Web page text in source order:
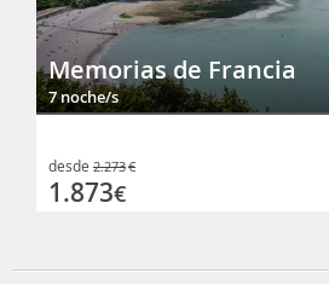
Memorias de Francia
7 noche/s
desde 2.273€
1.873€